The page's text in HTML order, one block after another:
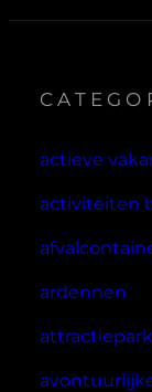
actieve
activiteiten
ardennen